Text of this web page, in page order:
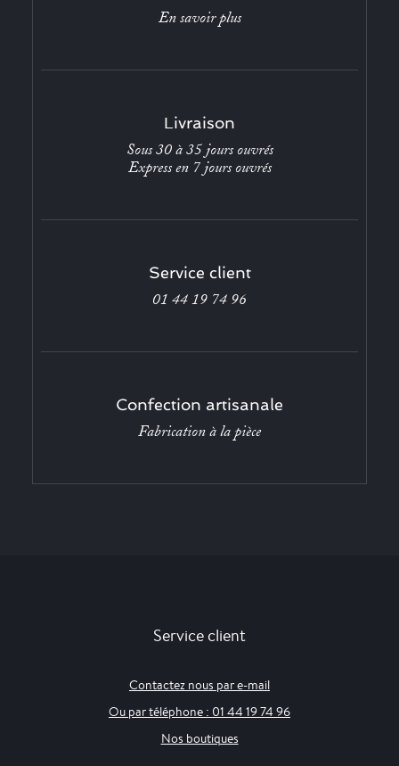
En savoir plus
Livraison
Sous 30 à 35 jours ouvrés
Express en 7 jours ouvrés
Service client
01 44 19 74 96
Confection artisanale
Fabrication à la pièce
Service client
Contactez nous par e-mail
Ou par téléphone : 01 44 19 74 96
Nos boutiques